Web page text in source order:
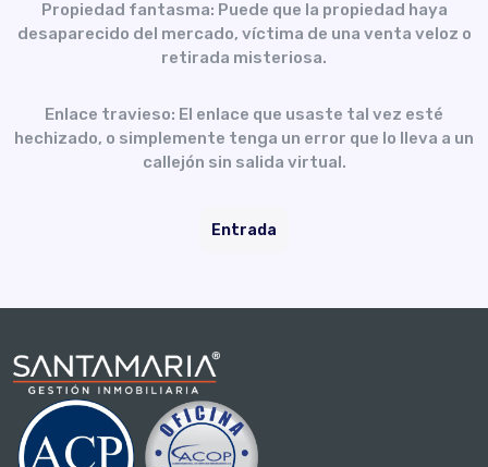
Propiedad fantasma: Puede que la propiedad haya
desaparecido del mercado, víctima de una venta veloz o
retirada misteriosa.
Enlace travieso: El enlace que usaste tal vez esté
hechizado, o simplemente tenga un error que lo lleva a un
callejón sin salida virtual.
Entrada